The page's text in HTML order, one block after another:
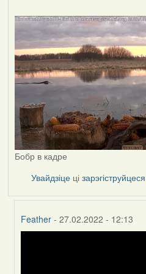
Бобр в кадре
Увайдзіце цізарэгіструйцеся
Feather - 27.02.2022 - 12:13